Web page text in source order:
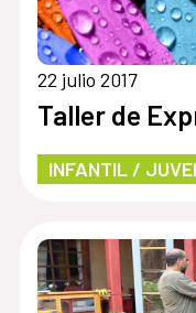
22 julio 2017
Taller de
INFANTIL /